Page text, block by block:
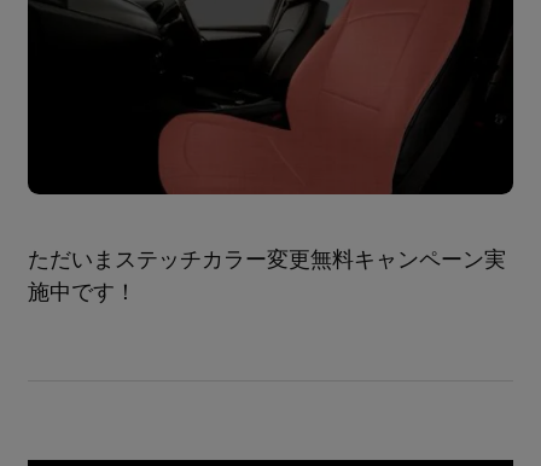
ただいまステッチカラー変更無料キャンペーン実
施中です！